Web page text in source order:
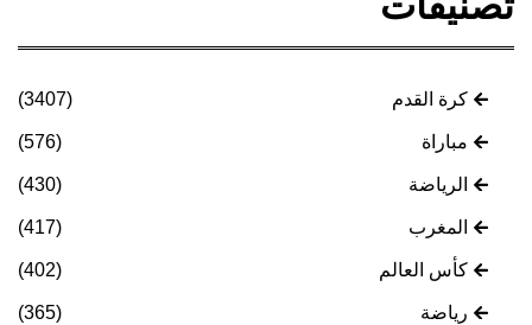
كرة القدم (3407)
مباراة (576)
الرياضة (430)
المغرب (417)
كأس العالم (402)
رياضة (365)